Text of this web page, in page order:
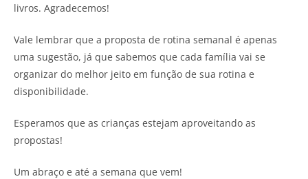
livros. Agradecemos!
Vale lembrar que a proposta de rotina semanal é apenas
uma sugestão, já que sabemos que cada família vai se
organizar do melhor jeito em função de sua rotina e
disponibilidade.
Esperamos que as crianças estejam aproveitando as
propostas!
Um abraço e até a semana que vem!